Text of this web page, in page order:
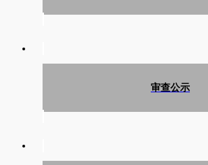
审查公示